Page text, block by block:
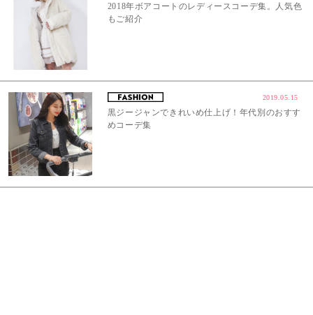
2018年ボアコートのレディースコーデ集。人気色
もご紹介
2019.05.15
黒ジージャンできれいめ仕上げ！年代別のおすす
めコーデ集